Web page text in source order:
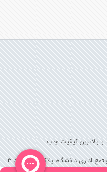
با بالاترین کیفیت چاپ
دانشگاه، پلاک 158 واحد 3